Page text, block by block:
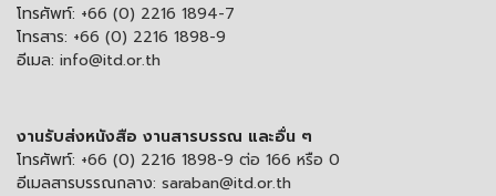
โทรศัพท์: +66 (0) 2216 1894-7
โทรสาร: +66 (0) 2216 1898-9
อีเมล: info@itd.or.th
งานรับส่งหนังสือ งานสารบรรณ และอื่น ๆ
โทรศัพท์: +66 (0) 2216 1898-9 ต่อ 166 หรือ 0
อีเมลสารบรรณกลาง: saraban@itd.or.th